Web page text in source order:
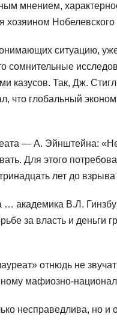
мнением,
хозяином Нобелевского
ситуацию,
сомнительные
казусов. Так, Дж.
глобальный
— А. Эйнштейна:
Для этого
лет до
академика В.Л.
за власть и деньги
отнюдь не
мафиозно-
несправедлива, но и